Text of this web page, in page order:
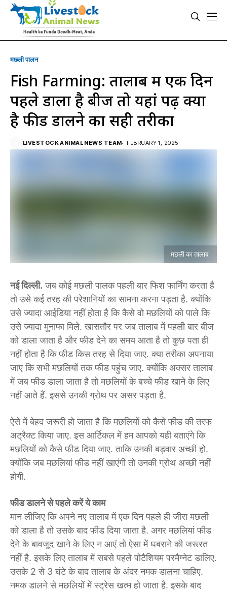
मछली पालन
Fish Farming: तालाब में एक दिन
पहले डाला है बीज तो यहां पढ़ें क्या
है फीड डालने का सही तरीका
LIVESTOCK ANIMAL NEWS TEAM FEBRUARY 1, 2025
मछली का तालाब.
नई दिल्ली. जब कोई मछली पालक पहली बार फिश फार्मिंग करता है
तो उसे कई तरह की परेशानियों का सामना करना पड़ता है. क्योंकि
उसे ज्यादा आईडिया नहीं होता है कि कैसे वो मछलियों को पाले कि
उसे ज्यादा मुनाफा मिले. खासतौर पर जब तालाब में पहली बार बीज
को डाला जाता है और फीड देने का समय आता है तो कुछ पता ही
नहीं होता है कि फीड किस तरह से दिया जाए. क्या तरीका अपनाया
जाए कि सभी मछलियों तक फीड पहुंच जाए. क्योंकि अक्सर तालाब
में जब फीड डाला जाता है तो मछलियों के बच्चे फीड खाने के लिए
नहीं आते हैं. इससे उनकी ग्रोथ पर असर पड़ता है.
ऐसे में बेहद जरूरी हो जाता है कि मछलियों को कैसे फीड की तरफ
अट्रैक्ट किया जाए. इस आर्टिकल में हम आपको यही बताएंगे कि
मछलियों को कैसे फीड दिया जाए. ताकि उनकी बड़वार अच्छी हो.
क्योंकि जब मछलियां फीड नहीं खाएंगी तो उनकी ग्रोथ अच्छी नहीं
होगी.
फीड डालने से पहले करें ये काम
मान लीजिए कि अपने नए तालाब में एक दिन पहले ही जीरा मछली
को डाला है तो उसके बाद फीड दिया जाता है. अगर मछलियां फीड
देने के बावजूद खाने के लिए न आएं तो ऐसा में घबराने की जरूरत
नहीं है. इसके लिए तालाब में सबसे पहले पोटैशियम परमैग्नेट डालिए.
उसके 2 से 3 घंटे के बाद तालाब के अंदर नमक डालना चाहिए.
नमक डालने से मछलियों में स्ट्रेस खत्म हो जाता है. इसके बाद